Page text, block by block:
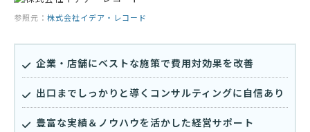
参照元： 株式会社イデア・レコード
企業・店舗にベストな施策で費用対効果を改善
出口までしっかりと導くコンサルティングに自信あり
豊富な実績＆ノウハウを活かした経営サポート